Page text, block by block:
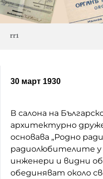
rr1
30 март 1930
В салона на
архитектурно
основава „Родно
радиолюбителите у
инженери и видни
обединяват около